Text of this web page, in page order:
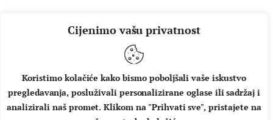
Cijenimo vašu privatnost
Koristimo kolačiće kako bismo poboljšali vaše iskustvo
pregledavanja, posluživali personalizirane oglase ili sadržaj i
analizirali naš promet. Klikom na "Prihvati sve", pristajete na
O NAMA IMPRESSUM UVJETI KORIŠTENJA